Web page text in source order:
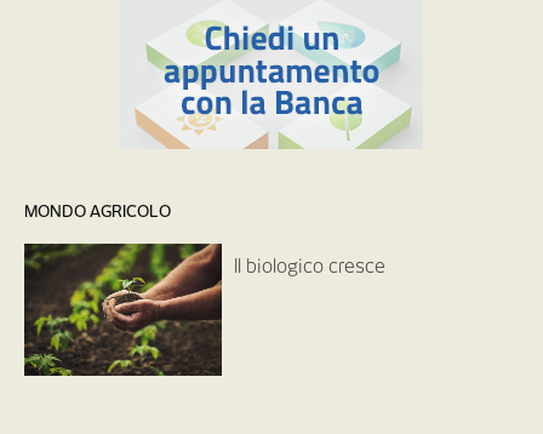
MONDO AGRICOLO
Il biologico cresce